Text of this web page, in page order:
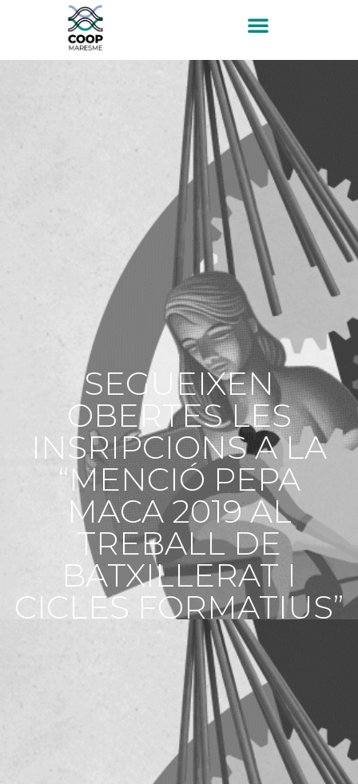
SEGUEIXEN
OBERTES LES
INSRIPCIONS A LA
“MENCIÓ PEPA
MACA 2019 AL
TREBALL DE
BATXILLERAT I
CICLES FORMATIUS”